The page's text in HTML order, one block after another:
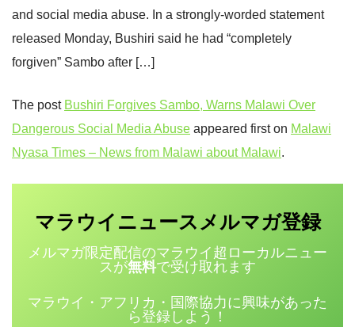
and social media abuse. In a strongly-worded statement
released Monday, Bushiri said he had “completely
forgiven” Sambo after […]
The post Bushiri Forgives Sambo, Warns Malawi Over
Dangerous Social Media Abuse appeared first on Malawi
Nyasa Times – News from Malawi about Malawi.
マラウイニュース メルマガ登録
メルマガ限定配信のマラウイ超ローカルニュー
スが無料で受け取れます
マラウイ・アフリカ・国際協力に興味があった
ら登録しよう！